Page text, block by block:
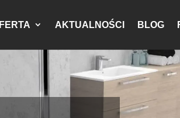
AKTUALNOŚCI BLOG